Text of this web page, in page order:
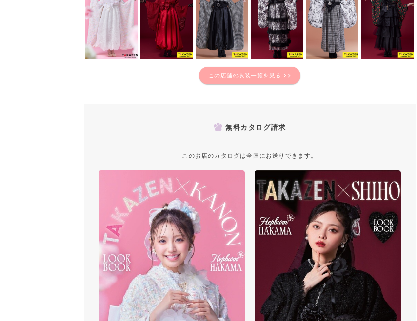
この店舗の衣装一覧を見る
無料カタログ請求
このお店のカタログは全国にお送りできます。